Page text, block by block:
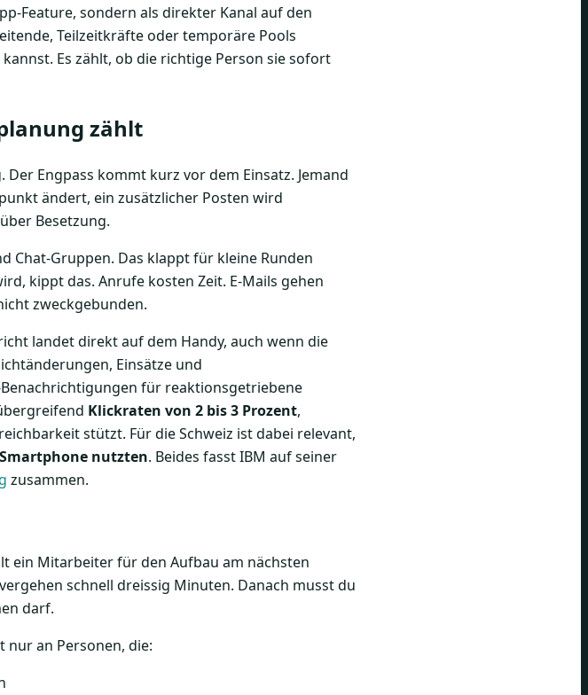
Feature, sondern als direkter Kanal auf den
Teilzeitkräfte oder temporäre Pools
Es zählt, ob die richtige Person sie sofort
zählt
Engpass kommt kurz vor dem Einsatz. Jemand
ändert, ein zusätzlicher Posten wird
Besetzung.
Chat-Gruppen. Das klappt für kleine Runden
kippt das. Anrufe kosten Zeit. E-Mails gehen
zweckgebunden.
landet direkt auf dem Handy, auch wenn die
Einsätze und
für reaktionsgetriebene
Klickraten von 2 bis 3 Prozent,
stützt. Für die Schweiz ist dabei relevant,
Smartphone nutzten. Beides fasst IBM auf seiner
zusammen.
ein Mitarbeiter für den Aufbau am nächsten
schnell dreissig Minuten. Danach musst du
darf.
nur an Personen, die: